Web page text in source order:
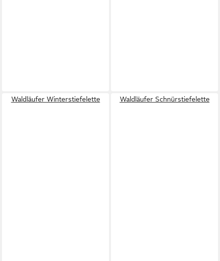
Waldläufer Winterstiefelette Waldläufer Schnürstiefelette